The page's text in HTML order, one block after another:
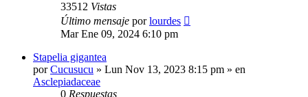
33512 Vistas
Último mensaje porlourdes
Mar Ene 09, 2024 6:10 pm
Stapelia gigantea
porCucusucu » Lun Nov 13, 2023 8:15 pm » en
Asclepiadaceae
0 Respuestas